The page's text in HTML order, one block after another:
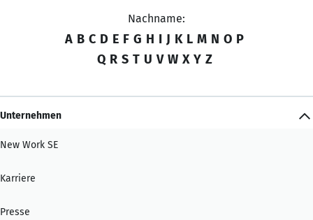
Nachname:
A B C D E F G H I J K L M N O P
Q R S T U V W X Y Z
Unternehmen
New Work SE
Karriere
Presse